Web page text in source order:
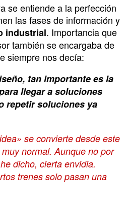
se entiende a la perfección
las fases de información y
industrial. Importancia que
también se encargaba de
siempre nos decía:
tan importante es la
llegar a soluciones
repetir soluciones ya
se convierte desde este
normal. Aunque no por
dicho, cierta envidia.
trenes solo pasan una